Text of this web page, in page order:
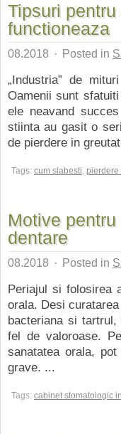
Tipsuri
functioneaza
08.2018 · Posted in
„Industria” de
Oamenii sunt
ele neavand
stiinta au gasit o
de pierdere in
Tags: cum slabesti, pierdere
Motive
dentare
08.2018 · Posted in
Periajul si folosirea
orala. Desi
bacteriana si
fel de valoroase.
sanatatea orala,
grave. ...
Tags: cabinet stomatologic